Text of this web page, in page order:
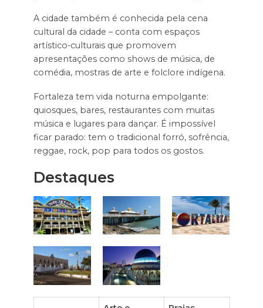
A cidade também é conhecida pela cena
cultural da cidade – conta com espaços
artístico-culturais que promovem
apresentações como shows de música, de
comédia, mostras de arte e folclore indígena.
Fortaleza tem vida noturna empolgante:
quiosques, bares, restaurantes com muitas
música e lugares para dançar. É impossível
ficar parado: tem o tradicional forró, sofrência,
reggae, rock, pop para todos os gostos.
Destaques